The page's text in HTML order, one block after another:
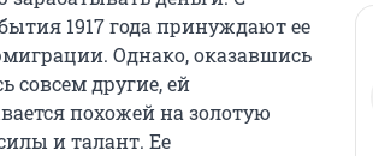
1917 года принуждают ее
Однако, оказавшись
совсем другие, ей
похожей на золотую
и талант. Ее